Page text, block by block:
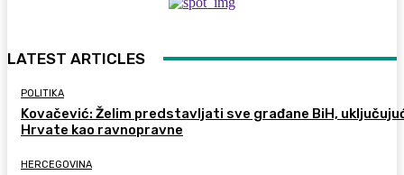
LATEST ARTICLES
POLITIKA
Kovačević: Želim predstavljati sve građane BiH,
Hrvate kao ravnopravne
HERCEGOVINA